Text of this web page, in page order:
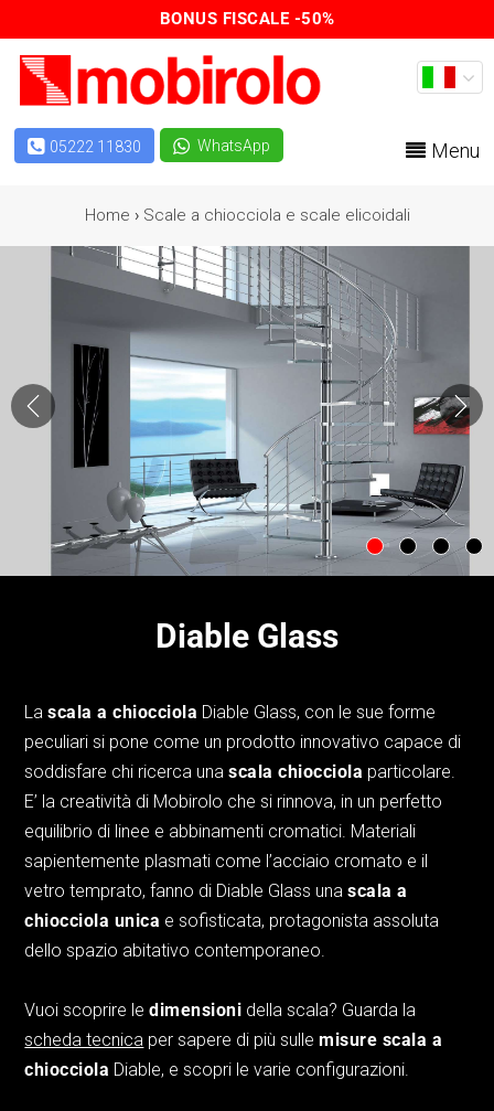
BONUS FISCALE -50%
05222 11830 WhatsApp Menu
Home › Scale a chiocciola e scale elicoidali
Diable Glass
Lascala a chiocciola Diable Glass, con le sue forme
peculiari si pone come un prodotto innovativo capace di
soddisfare chi ricerca unascala chiocciola particolare.
E’ la creatività di Mobirolo che si rinnova, in un perfetto
equilibrio di linee e abbinamenti cromatici. Materiali
sapientemente plasmati come l’acciaio cromato e il
vetro temprato, fanno di Diable Glass unascala a
chiocciola unica e sofisticata, protagonista assoluta
dello spazio abitativo contemporaneo.
Vuoi scoprire ledimensioni della scala? Guarda la
scheda tecnica per sapere di più sullemisure scala a
chiocciola Diable, e scopri le varie configurazioni.